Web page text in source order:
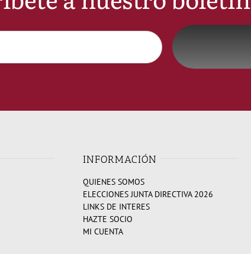
INFORMACIÓN
QUIENES SOMOS
ELECCIONES JUNTA DIRECTIVA 2026
LINKS DE INTERES
HAZTE SOCIO
MI CUENTA